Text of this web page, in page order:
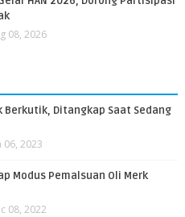
08, 2026
Berkutik, Ditangkap Saat Sedang
06, 2023
Modus Pemalsuan Oli Merk
08, 2022